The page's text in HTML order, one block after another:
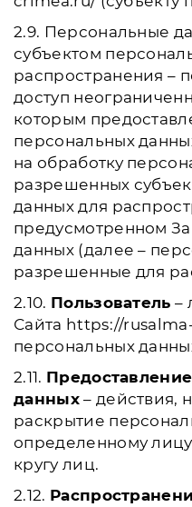
2.9. Персональные
субъектом
распространения –
доступ
которым
персональных
на обработку
разрешенных
данных для
предусмотренном
данных (далее –
разрешенные для
2.10. Пользователь –
Сайта https://
персональных
2.11.
данных– действия,
раскрытие
определенному
кругу лиц.
2.12.